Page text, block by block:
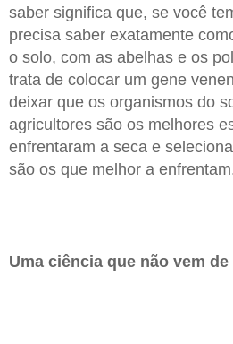
saber significa que, se você
precisa saber exatamente
o solo, com as abelhas e os
trata de colocar um gene
deixar que os organismos do
agricultores são os melhores
enfrentaram a seca e
são os que melhor a
Uma ciência que não vem